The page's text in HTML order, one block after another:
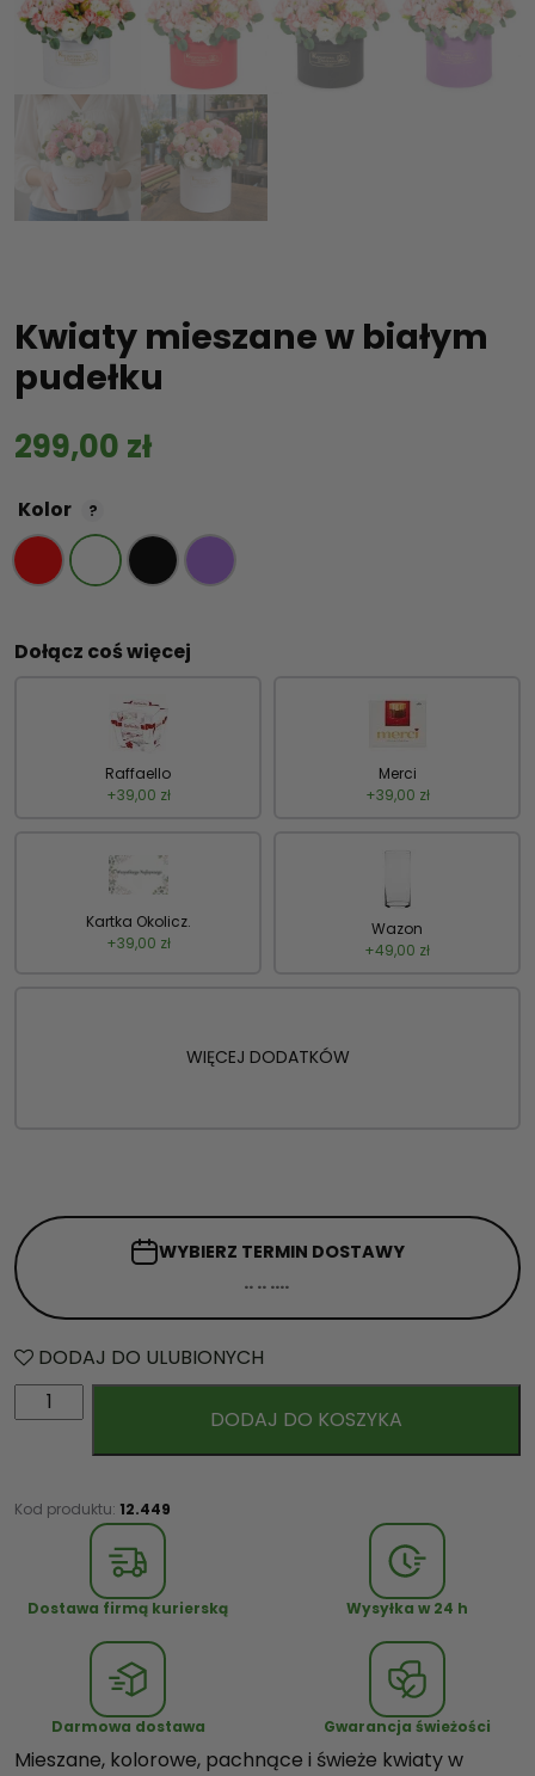
Kwiaty mieszane w białym
pudełku
299,00 zł
Kolor ?
Dołącz coś więcej
Raffaello
+39,00 zł
Merci
+39,00 zł
Kartka Okolicz.
+39,00 zł
Wazon
+49,00 zł
WIĘCEJ DODATKÓW
WYBIERZ TERMIN DOSTAWY
DODAJ DO ULUBIONYCH
l
ć
e
DODAJ DO KOSZYKA
Kod produktu: 12.449
Dostawa firmą kurierską Wysyłka w 24 h
Darmowa dostawa Gwarancja świeżości
Mieszane, kolorowe, pachnące i świeże kwiaty w